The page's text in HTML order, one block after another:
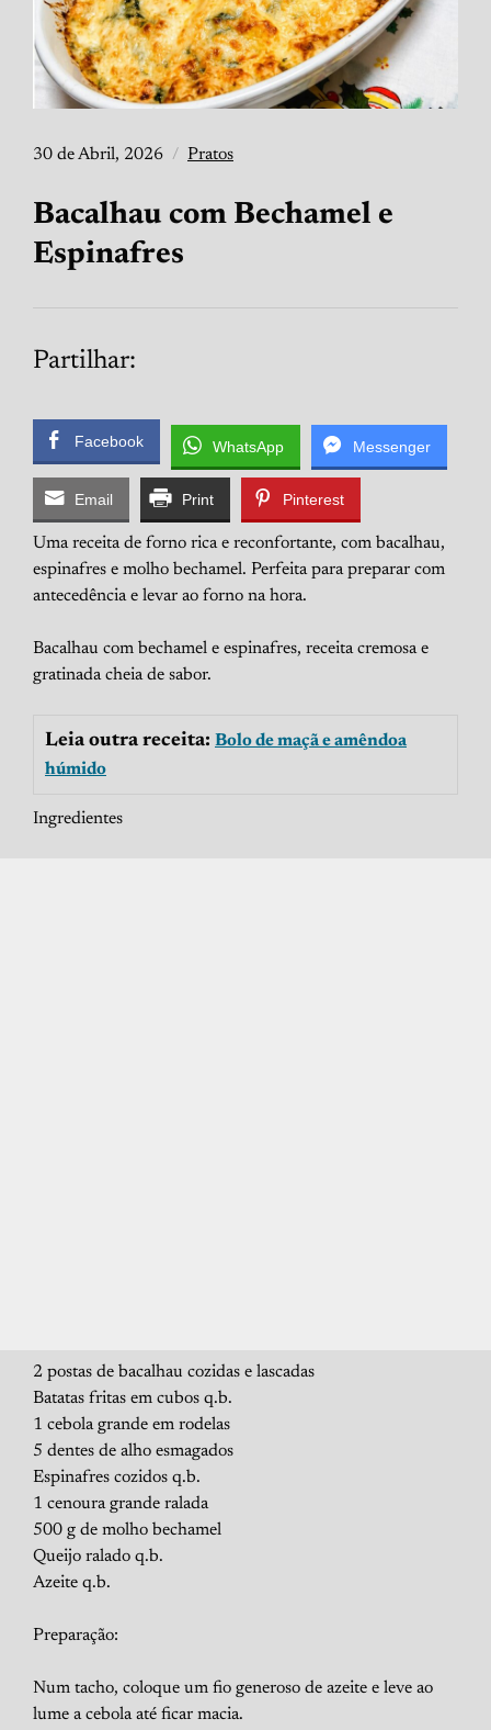
30 de Abril, 2026 Pratos
Bacalhau com Bechamel e
Espinafres
Partilhar:
Facebook WhatsApp Messenger
Email Print Pinterest
Uma receita de forno rica e reconfortante, com bacalhau,
espinafres e molho bechamel. Perfeita para preparar com
antecedência e levar ao forno na hora.
Bacalhau com bechamel e espinafres, receita cremosa e
gratinada cheia de sabor.
Leia outra receita: Bolo de maçã e amêndoa
húmido
Ingredientes
2 postas de bacalhau cozidas e lascadas
Batatas fritas em cubos q.b.
1 cebola grande em rodelas
5 dentes de alho esmagados
Espinafres cozidos q.b.
1 cenoura grande ralada
500 g de molho bechamel
Queijo ralado q.b.
Azeite q.b.
Preparação:
Num tacho, coloque um fio generoso de azeite e leve ao
lume a cebola até ficar macia.